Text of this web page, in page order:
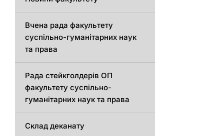
Вчена рада факультету
суспільно-гуманітарних наук
та права
Рада стейкголдерів ОП
факультету суспільно-
гуманітарних наук та права
Склад деканату